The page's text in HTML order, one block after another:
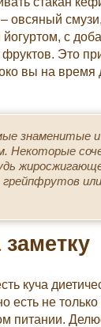
овсяный
с
фруктов. Это
вы на время
знаменитые и
Некоторые
куча
есть не только
питании.